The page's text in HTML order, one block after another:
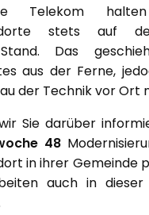
Telekom
stets auf
Das
aus der Ferne,
der Technik vor Ort
Sie darüber
48
in ihrer Gemeinde
auch in dieser